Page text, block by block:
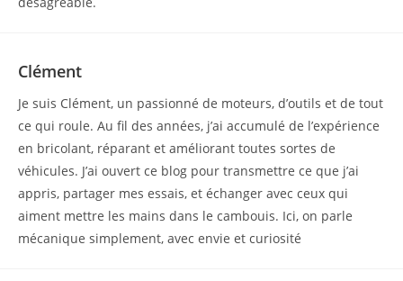
Clément
Je suis Clément, un passionné de moteurs, d’outils et de tout
ce qui roule. Au fil des années, j’ai accumulé de l’expérience
en bricolant, réparant et améliorant toutes sortes de
véhicules. J’ai ouvert ce blog pour transmettre ce que j’ai
appris, partager mes essais, et échanger avec ceux qui
aiment mettre les mains dans le cambouis. Ici, on parle
mécanique simplement, avec envie et curiosité